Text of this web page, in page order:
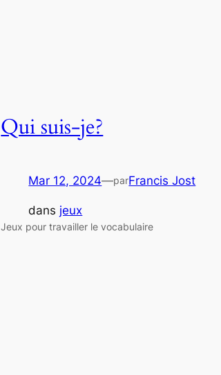
Qui suis-je?
Mar 12, 2024—parFrancis Jost
dans jeux
Jeux pour travailler le vocabulaire